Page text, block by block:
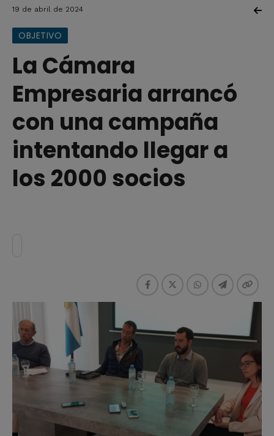
19 de abril de 2024
OBJETIVO
La Cámara
Empresaria arrancó
con una campaña
intentando llegar a
los 2000 socios